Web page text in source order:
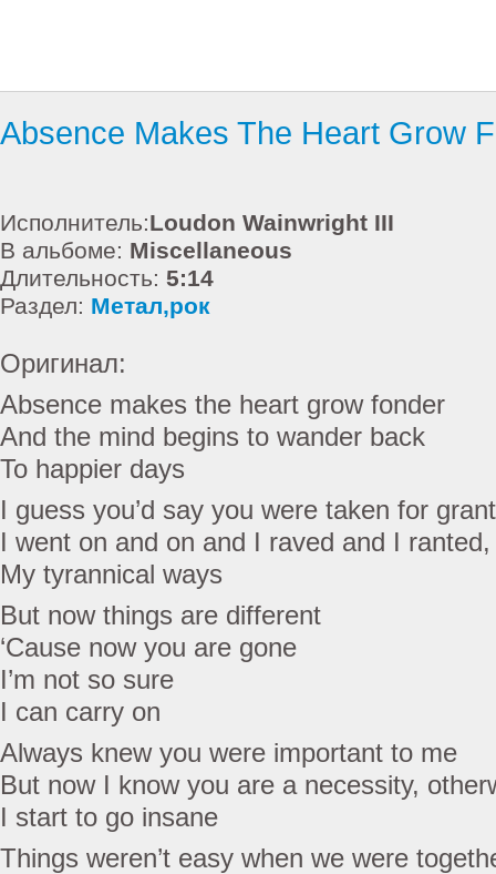
Absence Makes The Heart Grow
Исполнитель:Loudon Wainwright III
В альбоме: Miscellaneous
Длительность: 5:14
Раздел: Метал,рок
Оригинал:
Absence makes the heart grow fonder
And the mind begins to wander back
To happier days
I guess you’d say you were taken for
I went on and on and I raved and I
My tyrannical ways
But now things are different
‘Cause now you are gone
I’m not so sure
I can carry on
Always knew you were important to me
But now I know you are a necessity,
I start to go insane
Things weren’t easy when we were